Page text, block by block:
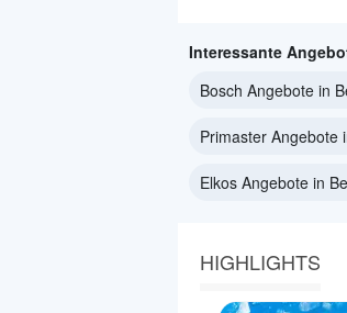
Interessante
Bosch Angebote in
Primaster Angebote
Elkos Angebote in
HIGHLIGHTS